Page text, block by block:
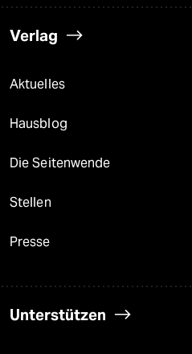
Verlag
Aktuelles
Hausblog
Die Seitenwende
Stellen
Presse
Unterstützen